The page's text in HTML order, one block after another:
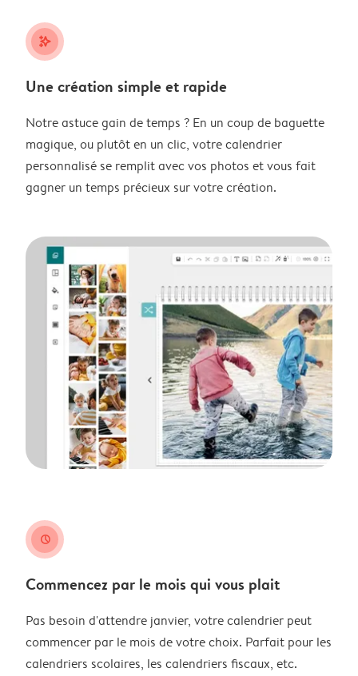
stars_plus
Une création simple et rapide
Notre astuce gain de temps ? En un coup de baguette
magique, ou plutôt en un clic, votre calendrier
personnalisé se remplit avec vos photos et vous fait
gagner un temps précieux sur votre création.
clock
Commencez par le mois qui vous plait
Pas besoin d'attendre janvier, votre calendrier peut
commencer par le mois de votre choix. Parfait pour les
calendriers scolaires, les calendriers fiscaux, etc.